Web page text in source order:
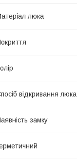
люка
відкривання люка
замку